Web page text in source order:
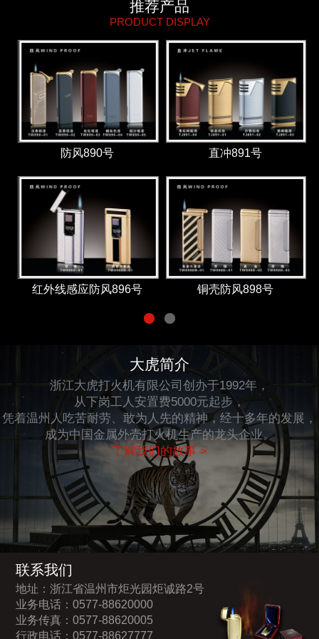
推荐产品
PRODUCT DISPLAY
防风890号 直冲891号
红外线感应防风896号 铜壳防风898号
大虎简介
浙江大虎打火机有限公司创办于1992年，
从下岗工人安置费5000元起步，
凭着温州人吃苦耐劳、敢为人先的精神，经十多年的发展，
成为中国金属外壳打火机生产的龙头企业。
了解我们的故事 >
联系我们
地址：浙江省温州市炬光园炬诚路2号
业务电话：0577-88620000
业务传真：0577-88620005
行政电话：0577-88627777